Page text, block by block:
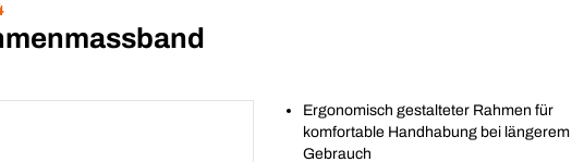
Ergonomisch gestalteter Rahmen für
komfortable Handhabung bei längerem
Gebrauch